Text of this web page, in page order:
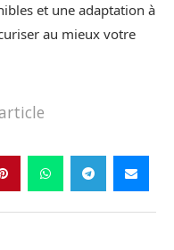
et une adaptation à
au mieux votre